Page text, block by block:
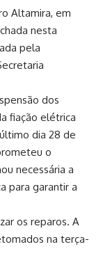
Altamira, em
nesta
pela
dos
fiação elétrica
dia 28 de
o
necessária a
para garantir a
os reparos. A
na terça-